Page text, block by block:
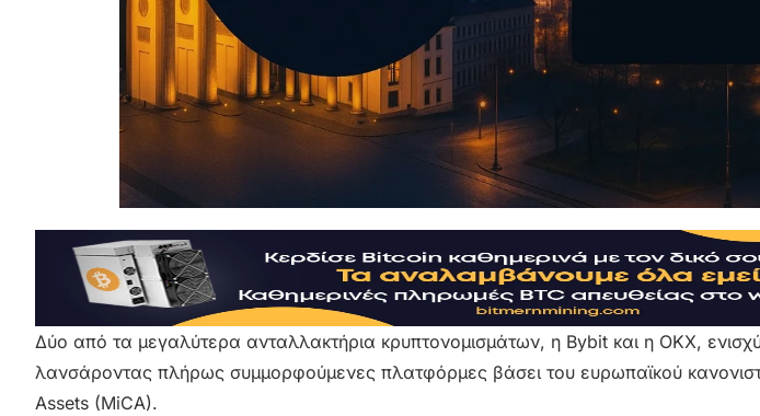
Δύο από τα μεγαλύτερα ανταλλακτήρια κρυπτονομισμάτων, η Bybit και η OKX,
λανσάροντας πλήρως συμμορφούμενες πλατφόρμες βάσει του ευρωπαϊκού
Assets (MiCA).